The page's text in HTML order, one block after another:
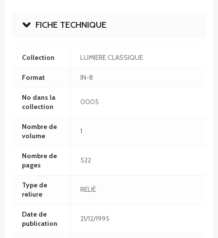
FICHE TECHNIQUE
Collection LUMIERE CLASSIQUE
Format IN-8
No dans la
collection
0005
Nombre de
volume
1
Nombre de
pages
522
Type de
reliure
RELIÉ
Date de
publication
21/12/1995